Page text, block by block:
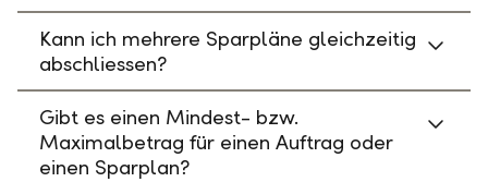
Kann ich mehrere Sparpläne gleichzeitig
abschliessen?
Gibt es einen Mindest- bzw.
Maximalbetrag für einen Auftrag oder
einen Sparplan?